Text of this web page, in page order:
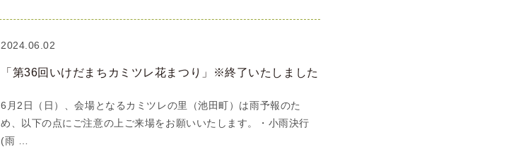
2024.06.02
「第36回いけだまちカミツレ花まつり」※終了いたしました
6月2日（日）、会場となるカミツレの里（池田町）は雨予報のた
め、以下の点にご注意の上ご来場をお願いいたします。・小雨決行
(雨 …